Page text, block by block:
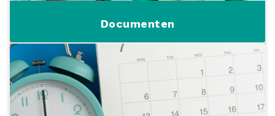
Documenten